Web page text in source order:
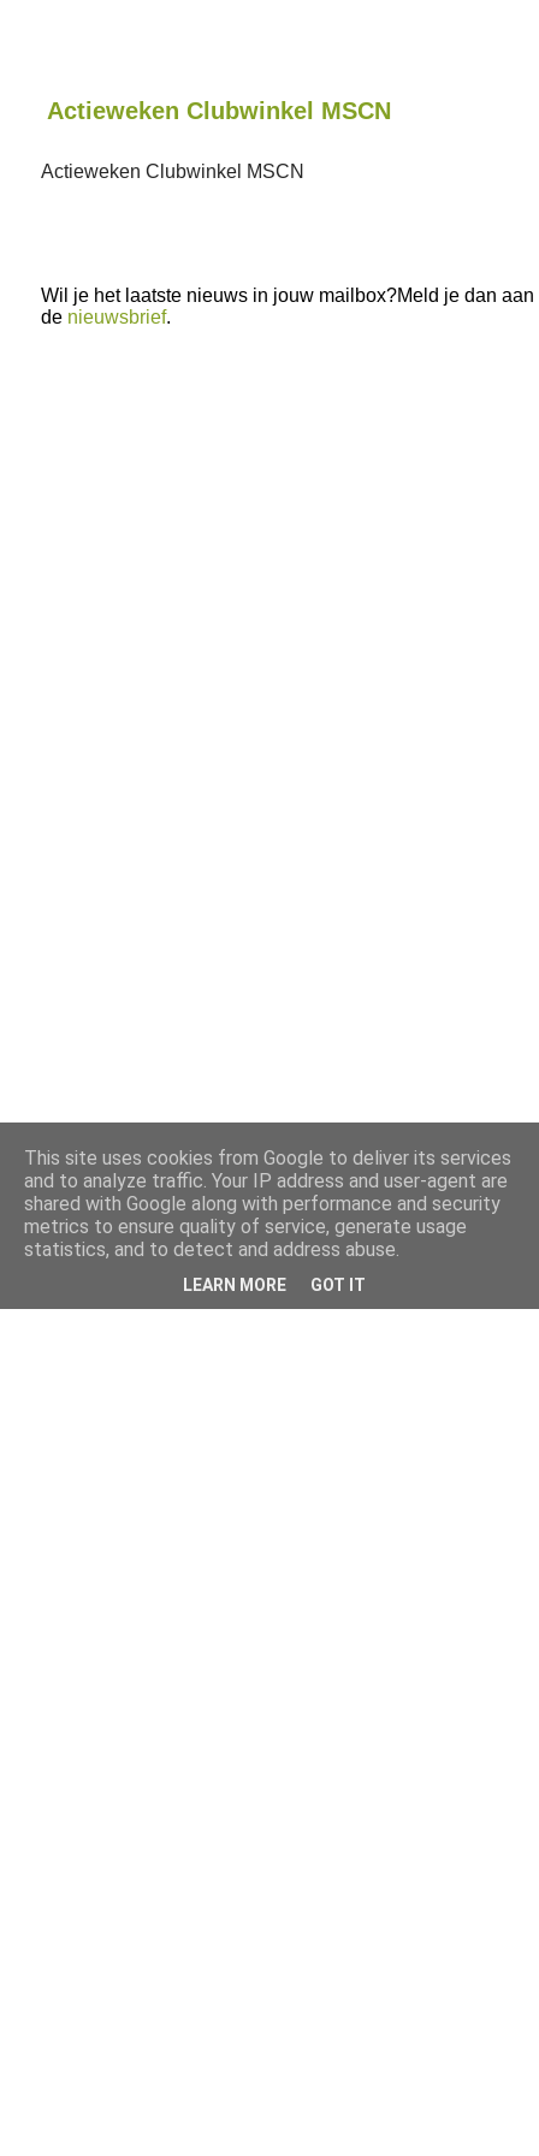
Actieweken Clubwinkel MSCN
Actieweken Clubwinkel MSCN
Wil je het laatste nieuws in jouw mailbox?Meld je dan aan
de nieuwsbrief.
This site uses cookies from Google to deliver its services
and to analyze traffic. Your IP address and user-agent are
shared with Google along with performance and security
metrics to ensure quality of service, generate usage
statistics, and to detect and address abuse.
LEARN MORE GOT IT